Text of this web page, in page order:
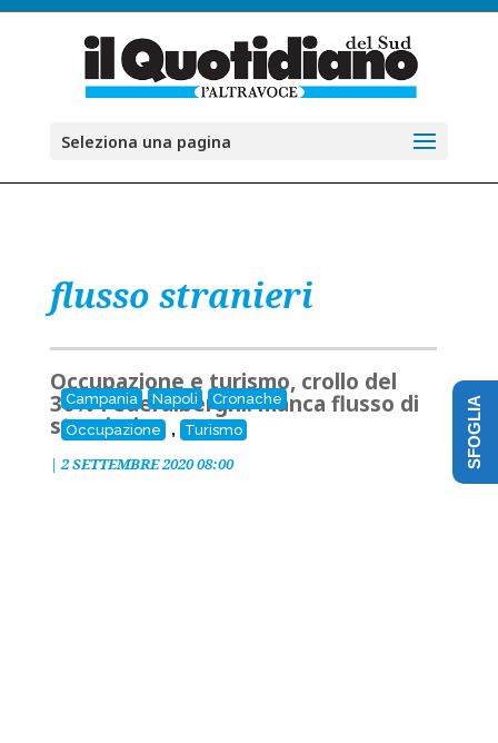
Seleziona una pagina
flusso stranieri
Campania Napoli
Cronache
Occupazione
, Turismo
Occupazione e turismo, crollo del
30% Federalberghi: manca flusso di
stranieri
| 2 SETTEMBRE 2020 08:00 SFOGLIA